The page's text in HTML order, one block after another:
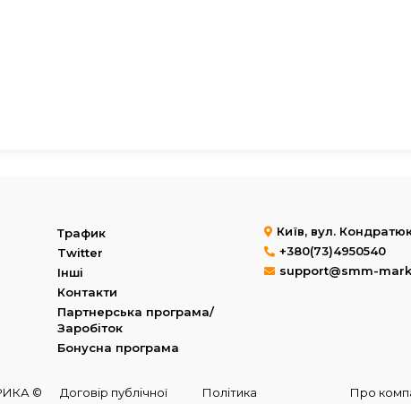
Трафик
Twitter
Інші
Контакти
Партнерська програма/
Заробіток
Бонусна програма
Київ, вул.
+380(73)4950540
support@smm-
©
Договір публічної
Політика
Про